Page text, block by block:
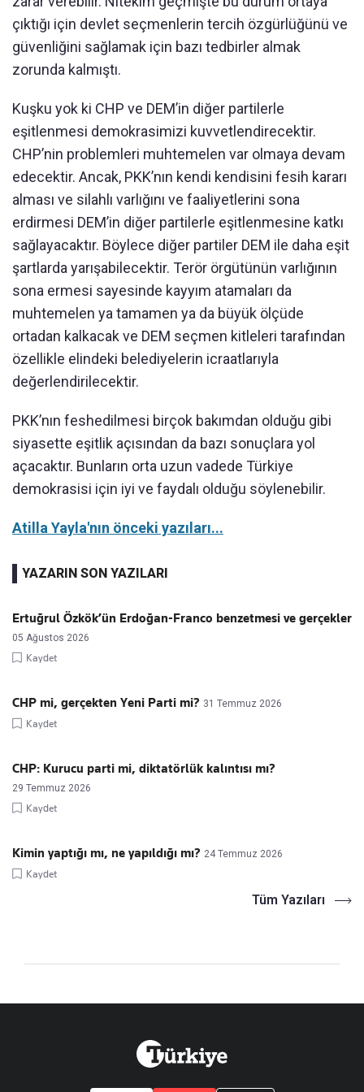
çıktığı için devlet seçmenlerin tercih özgürlüğünü ve
güvenliğini sağlamak için bazı tedbirler almak
zorunda kalmıştı.
Kuşku yok ki CHP ve DEM’in diğer partilerle
eşitlenmesi demokrasimizi kuvvetlendirecektir.
CHP’nin problemleri muhtemelen var olmaya devam
edecektir. Ancak, PKK’nın kendi kendisini fesih kararı
alması ve silahlı varlığını ve faaliyetlerini sona
erdirmesi DEM’in diğer partilerle eşitlenmesine katkı
sağlayacaktır. Böylece diğer partiler DEM ile daha eşit
şartlarda yarışabilecektir. Terör örgütünün varlığının
sona ermesi sayesinde kayyım atamaları da
muhtemelen ya tamamen ya da büyük ölçüde
ortadan kalkacak ve DEM seçmen kitleleri tarafından
özellikle elindeki belediyelerin icraatlarıyla
değerlendirilecektir.
PKK’nın feshedilmesi birçok bakımdan olduğu gibi
siyasette eşitlik açısından da bazı sonuçlara yol
açacaktır. Bunların orta uzun vadede Türkiye
demokrasisi için iyi ve faydalı olduğu söylenebilir.
Atilla Yayla'nın önceki yazıları...
YAZARIN SON YAZILARI
Ertuğrul Özkök’ün Erdoğan-Franco benzetmesi ve gerçekler
05 Ağustos 2026
Kaydet
CHP mi, gerçekten Yeni Parti mi? 31 Temmuz 2026
Kaydet
CHP: Kurucu parti mi, diktatörlük kalıntısı mı?
29 Temmuz 2026
Kaydet
Kimin yaptığı mı, ne yapıldığı mı? 24 Temmuz 2026
Kaydet
Tüm Yazıları